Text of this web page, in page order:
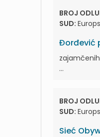
BROJ
SUD:
Đorđević
...
BROJ
SUD:
Sieć